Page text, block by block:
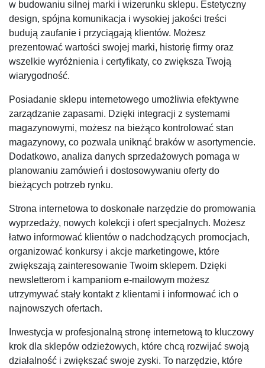
w budowaniu silnej marki i wizerunku sklepu. Estetyczny
design, spójna komunikacja i wysokiej jakości treści
budują zaufanie i przyciągają klientów. Możesz
prezentować wartości swojej marki, historię firmy oraz
wszelkie wyróżnienia i certyfikaty, co zwiększa Twoją
wiarygodność.
Posiadanie sklepu internetowego umożliwia efektywne
zarządzanie zapasami. Dzięki integracji z systemami
magazynowymi, możesz na bieżąco kontrolować stan
magazynowy, co pozwala uniknąć braków w asortymencie.
Dodatkowo, analiza danych sprzedażowych pomaga w
planowaniu zamówień i dostosowywaniu oferty do
bieżących potrzeb rynku.
Strona internetowa to doskonałe narzędzie do promowania
wyprzedaży, nowych kolekcji i ofert specjalnych. Możesz
łatwo informować klientów o nadchodzących promocjach,
organizować konkursy i akcje marketingowe, które
zwiększają zainteresowanie Twoim sklepem. Dzięki
newsletterom i kampaniom e-mailowym możesz
utrzymywać stały kontakt z klientami i informować ich o
najnowszych ofertach.
Inwestycja w profesjonalną stronę internetową to kluczowy
krok dla sklepów odzieżowych, które chcą rozwijać swoją
działalność i zwiększać swoje zyski. To narzędzie, które